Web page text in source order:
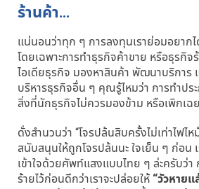
ร้านค้า…
แน่นอนว่าทุก ๆ การลงทุนเราย่อมอยาก
โดยเฉพาะการทำธุรกิจค้าขาย หรือธุรกิ
ไอเดียธุรกิจ มองหาสินค้า พัฒนาบริการ
บริหารธุรกิจอื่น ๆ คุณรู้ไหมว่า การทำปร
สิ่งที่นักธุรกิจไม่ควรมองข้าม หรือเพิกเฉ
ดั่งสำนวนว่า “โจรปล้นสิบครั้งไม่เท่าไฟไห
สนับสนุนให้ถูกโจรปล้นนะ ใจเย็น ๆ ก่อน
เข้าใจด้วยศัพท์แสงแบบไทย ๆ ล่ะครับว่
ร้ายไว้ก่อนดีกว่าเราจะปล่อยให้ “วัวหาย